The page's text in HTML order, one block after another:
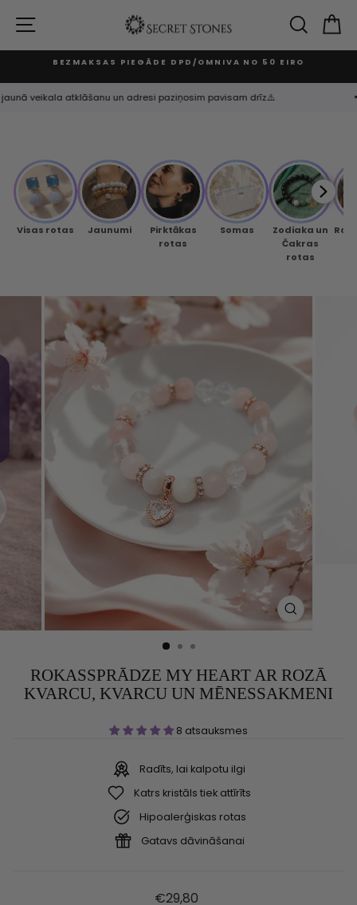
content
SITE NAVIGATION
BEZMAKSAS PIEGĀDE DPD/OMNIVA NO 50 EIRO
veikala atklāšanu un adresi paziņosim pavisam drīz⚠️ 📢
Visas rotas Jaunumi
Pirktākas
rotas
Somas
Zodiaka un
Čakras
rotas
CLOSE
ROKASSPRĀDZE MY HEART AR ROZĀ
KVARCU, KVARCU UN MĒNESSAKMENI
8 atsauksmes
Radīts, lai kalpotu ilgi
Katrs kristāls tiek attīrīts
Hipoalerģiskas rotas
Gatavs dāvināšanai
Regular
€29,80